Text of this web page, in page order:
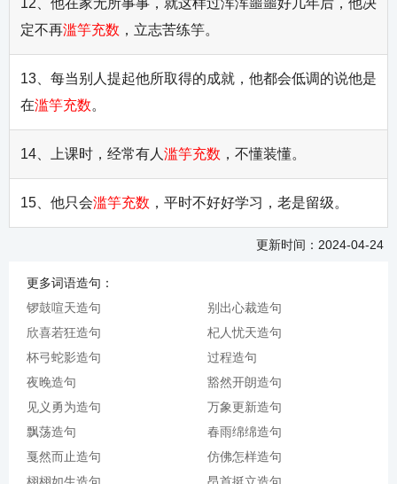
12、他在家无所事事，就这样过浑浑噩噩好几年后，他决
定不再滥竽充数 ，立志苦练竽。
13、每当别人提起他所取得的成就，他都会低调的说他是
在滥竽充数。
14、上课时，经常有人 滥竽充数 ，不懂装懂。
15、他只会滥竽充数 ，平时不好好学习，老是留级。
更新时间：2024-04-24
更多词语造句：
锣鼓喧天造句
别出心裁造句
欣喜若狂造句
杞人忧天造句
杯弓蛇影造句
过程造句
夜晚造句
豁然开朗造句
见义勇为造句
万象更新造句
飘荡造句
春雨绵绵造句
戛然而止造句
仿佛怎样造句